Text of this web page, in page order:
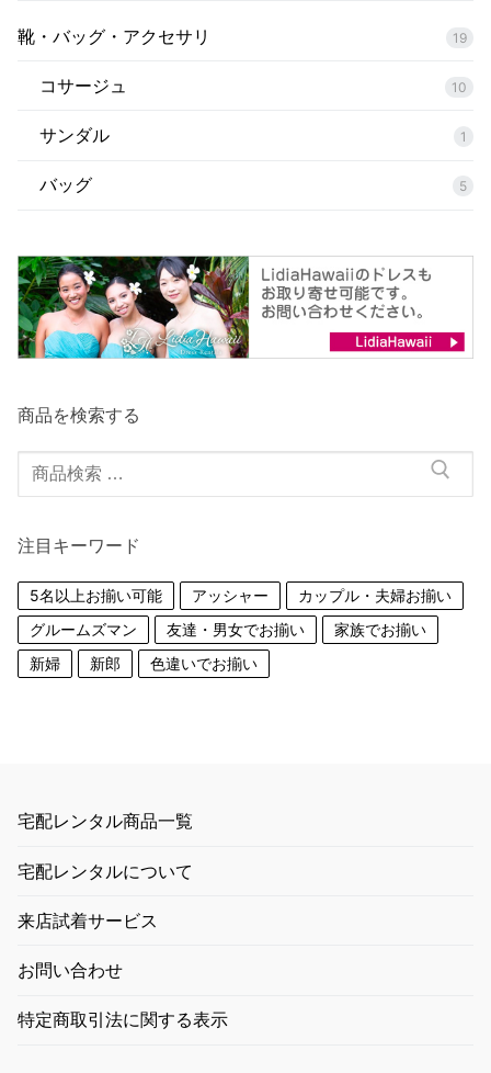
靴・バッグ・アクセサリ 19
コサージュ 10
サンダル 1
バッグ 5
商品を検索する
検
象:
注目キーワード
5名以上お揃い可能 アッシャー
カップル・夫婦お揃い
グルームズマン
友達・男女でお揃い
家族でお揃い
新婦
新郎 色違いでお揃い
宅配レンタル商品一覧
宅配レンタルについて
来店試着サービス
お問い合わせ
特定商取引法に関する表示